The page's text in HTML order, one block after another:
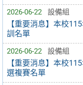
2026-06-22 設備組
【重要消息】本校
訓名單
2026-06-22 設備組
【重要消息】本校
選複賽名單